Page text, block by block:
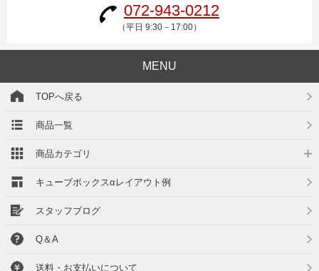
072-943-0212
（平日 9:30－17:00）
MENU
TOPへ戻る
商品一覧
商品カテゴリ
キューブボックスαレイアウト例
スタッフブログ
Q＆A
送料・お支払いについて